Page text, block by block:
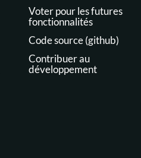
Voter pour les futures
fonctionnalités
Code source (github)
Contribuer au
développement